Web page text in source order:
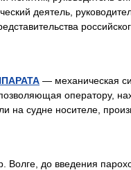
деятель,
— механическая
оператору,
на судне носителе,
Волге, до введения